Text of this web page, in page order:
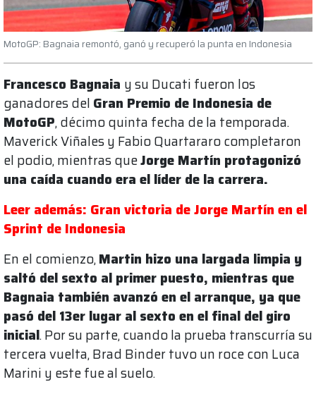
MotoGP: Bagnaia remontó, ganó y recuperó la punta en Indonesia
Francesco Bagnaia y su Ducati fueron los
ganadores del Gran Premio de Indonesia de
MotoGP, décimo quinta fecha de la temporada.
Maverick Viñales y Fabio Quartararo completaron
el podio, mientras queJorge Martín protagonizó
una caída cuando era el líder de la carrera.
Leer además: Gran victoria de Jorge Martín en el
Sprint de Indonesia
En el comienzo,Martin hizo una largada limpia y
saltó del sexto al primer puesto, mientras que
Bagnaia también avanzó en el arranque, ya que
pasó del 13er lugar al sexto en el final del giro
inicial. Por su parte, cuando la prueba transcurría su
tercera vuelta, Brad Binder tuvo un roce con Luca
Marini y este fue al suelo.